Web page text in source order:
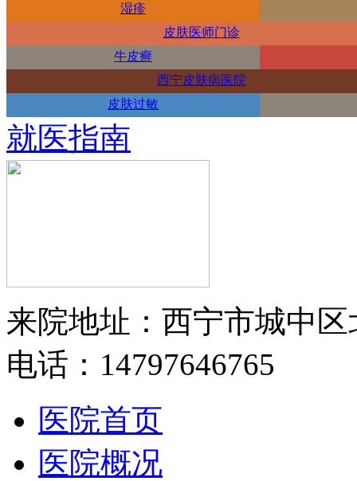
湿疹
皮肤医师门诊
牛皮癣
西宁皮肤病医院
皮肤过敏
就医指南
来院地址：西宁市城中区
电话：14797646765
医院首页
医院概况